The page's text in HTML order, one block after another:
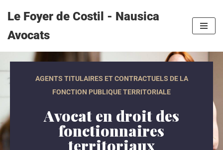
au
contenu
Le Foyer de Costil - Nausica
Avocats
AGENTS TITULAIRES ET CONTRACTUELS DE LA
FONCTION PUBLIQUE TERRITORIALE
Avocat en droit des
fonctionnaires
territoriaux